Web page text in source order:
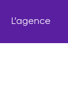
L’agence